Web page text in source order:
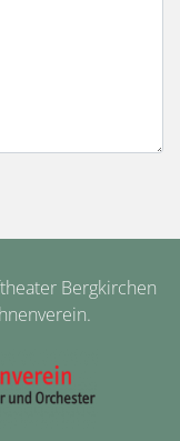
Bergkirchen